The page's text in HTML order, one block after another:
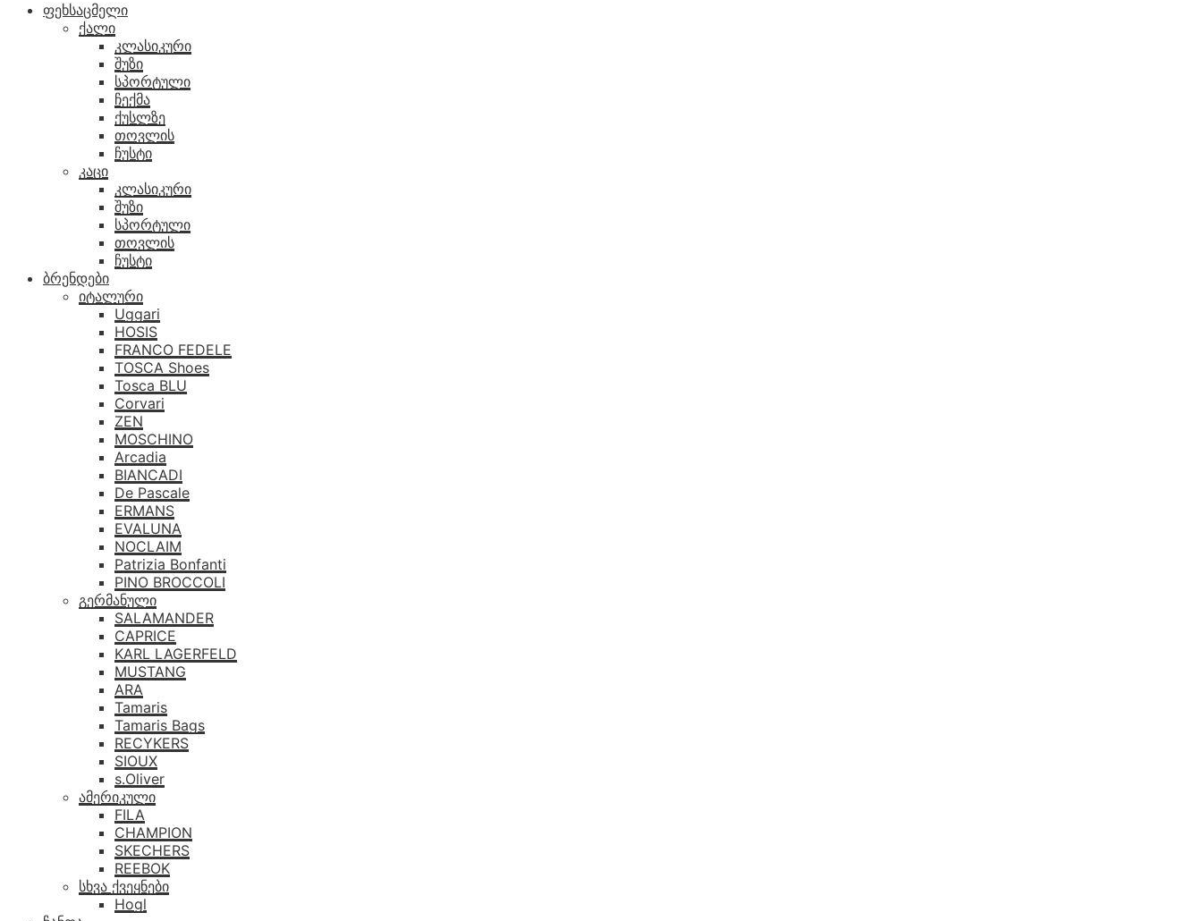
ფეხსაცმელი
ქალი
კლასიკური
შუზი
სპორტული
ჩექმა
ქუსლზე
თოვლის
ჩუსტი
კაცი
კლასიკური
შუზი
სპორტული
თოვლის
ჩუსტი
ბრენდები
იტალური
Uggari
HOSIS
FRANCO FEDELE
TOSCA Shoes
Tosca BLU
Corvari
ZEN
MOSCHINO
Arcadia
BIANCADI
De Pascale
ERMANS
EVALUNA
NOCLAIM
Patrizia Bonfanti
PINO BROCCOLI
გერმანული
SALAMANDER
CAPRICE
KARL LAGERFELD
MUSTANG
ARA
Tamaris
Tamaris Bags
RECYKERS
SIOUX
s.Oliver
ამერიკული
FILA
CHAMPION
SKECHERS
REEBOK
სხვა ქვეყნები
Hogl